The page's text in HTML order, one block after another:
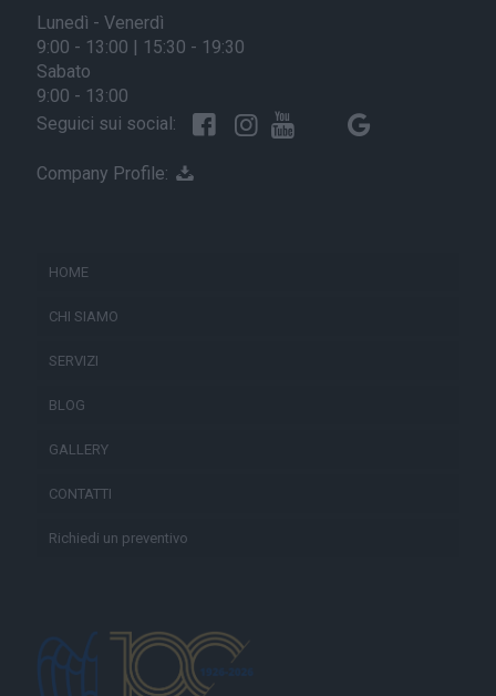
Lunedì - Venerdì
9:00 - 13:00 | 15:30 - 19:30
Sabato
9:00 - 13:00
Seguici sui social:
Company Profile:
HOME
CHI SIAMO
SERVIZI
BLOG
GALLERY
CONTATTI
Richiedi un preventivo